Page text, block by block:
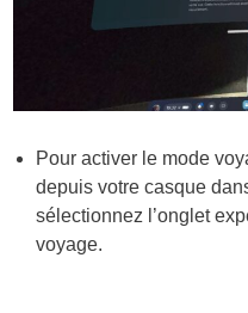
Pour activer le mode
depuis votre casque
sélectionnez l’onglet
voyage.